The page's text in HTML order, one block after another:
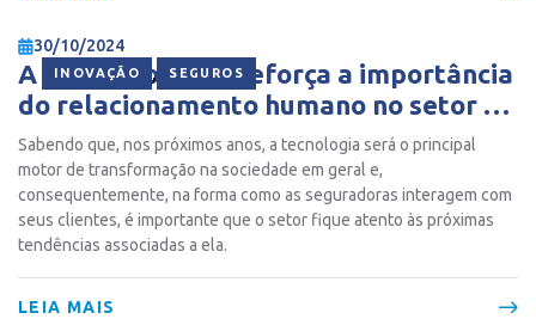
INOVAÇÃO , SEGUROS
30/10/2024
A ascensão da IA reforça a importância
do relacionamento humano no setor de
seguros
Sabendo que, nos próximos anos, a tecnologia será o principal
motor de transformação na sociedade em geral e,
consequentemente, na forma como as seguradoras interagem com
seus clientes, é importante que o setor fique atento às próximas
tendências associadas a ela.
LEIA MAIS